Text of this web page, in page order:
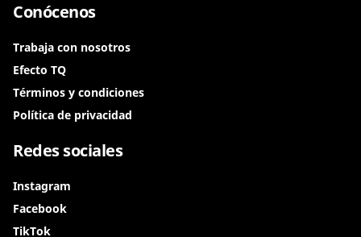
Conócenos
Trabaja con nosotros
Efecto TQ
Términos y condiciones
Política de privacidad
Redes sociales
Instagram
Facebook
TikTok